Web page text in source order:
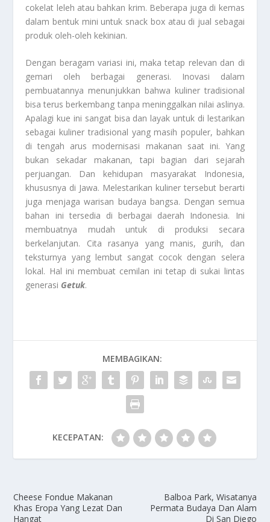
cokelat leleh atau bahkan krim. Beberapa juga di kemas
dalam bentuk mini untuk snack box atau di jual sebagai
produk oleh-oleh kekinian.
Dengan beragam variasi ini, maka tetap relevan dan di
gemari oleh berbagai generasi. Inovasi dalam
pembuatannya menunjukkan bahwa kuliner tradisional
bisa terus berkembang tanpa meninggalkan nilai aslinya.
Apalagi kue ini sangat bisa dan layak untuk di lestarikan
sebagai kuliner tradisional yang masih populer, bahkan
di tengah arus modernisasi makanan saat ini. Yang
bukan sekadar makanan, tapi bagian dari sejarah
perjuangan. Dan kehidupan masyarakat Indonesia,
khususnya di Jawa. Melestarikan kuliner tersebut berarti
juga menjaga warisan budaya bangsa. Dengan semua
bahan ini tersedia di berbagai daerah Indonesia. Ini
membuatnya mudah untuk di produksi secara
berkelanjutan. Cita rasanya yang manis, gurih, dan
teksturnya yang lembut sangat cocok dengan selera
lokal. Hal ini membuat cemilan ini tetap di sukai lintas
generasi Getuk.
MEMBAGIKAN:
KECEPATAN:
Cheese Fondue Makanan
Khas Eropa Yang Lezat Dan
Hangat
Balboa Park, Wisatanya
Permata Budaya Dan Alam
Di San Diego